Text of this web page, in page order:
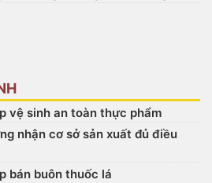
vệ sinh an toàn thực phẩm
nhận cơ sở sản xuất đủ điều
bán buôn thuốc lá